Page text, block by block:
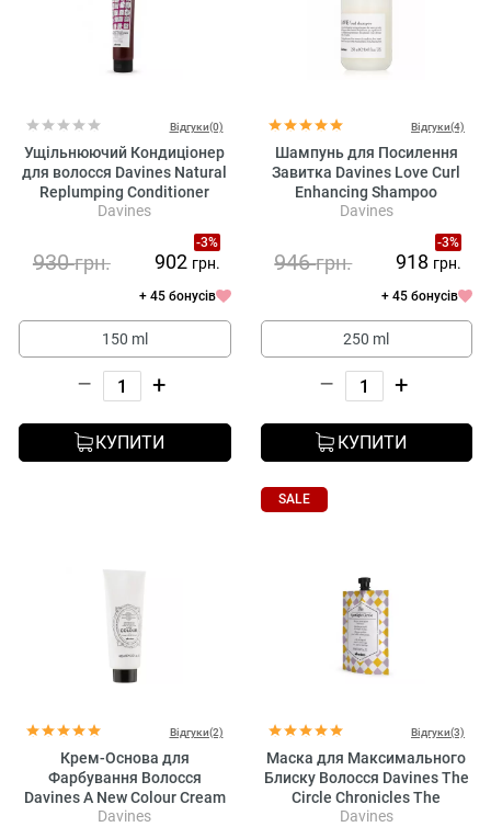
Відгуки(0)
Ущільнюючий Кондиціонер
для волосся Davines Natural
Replumping Conditioner
Davines
-3%
930грн. 902 грн.
+ 45 бонусів
150 ml
– +
КУПИТИ
Відгуки(4)
Шампунь для Посилення
Завитка Davines Love Curl
Enhancing Shampoo
Davines
-3%
946грн. 918 грн.
+ 45 бонусів
250 ml
– +
КУПИТИ
Відгуки(2)
Крем-Основа для
Фарбування Волосся
Davines A New Colour Cream
Base
Davines
SALE
Відгуки(3)
Маска для Максимального
Блиску Волосся Davines The
Circle Chronicles The
Spotlight Circle
Davines